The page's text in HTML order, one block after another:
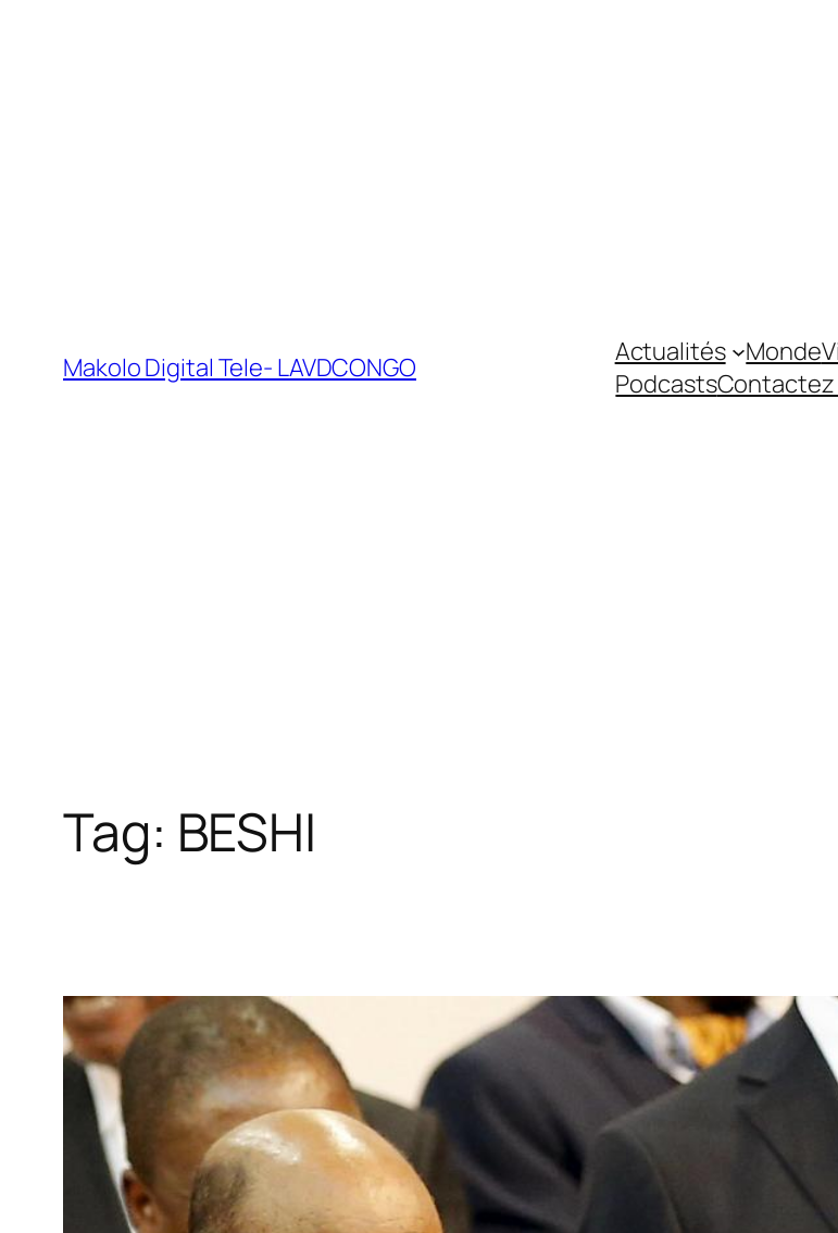
Makolo Digital Tele- LAVDCONGO Actualités Monde
PodcastsContactez
Tag: BESHI